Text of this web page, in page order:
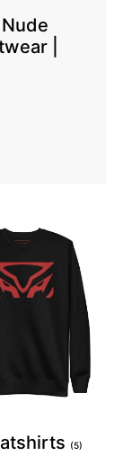
|
(5)